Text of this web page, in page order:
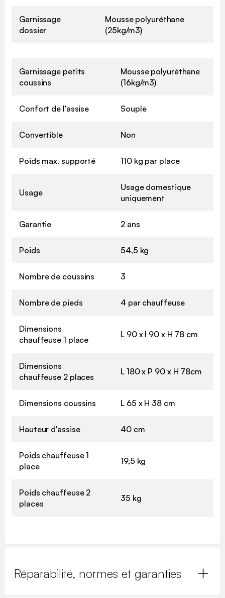
Garnissage
dossier
Mousse polyuréthane
(25kg/m3)
Garnissage petits
coussins
Mousse polyuréthane
(16kg/m3)
Confort de l'assise Souple
Convertible Non
Poids max. supporté 110 kg par place
Usage
Usage domestique
uniquement
Garantie 2 ans
Poids 54,5 kg
Nombre de coussins 3
Nombre de pieds 4 par chauffeuse
Dimensions
chauffeuse 1 place
L 90 x l 90 x H 78 cm
Dimensions
chauffeuse 2 places
L 180 x P 90 x H 78cm
Dimensions coussins L 65 x H 38 cm
Hauteur d'assise 40 cm
Poids chauffeuse 1
place
19,5 kg
Poids chauffeuse 2
places
35 kg
Réparabilité, normes et garanties